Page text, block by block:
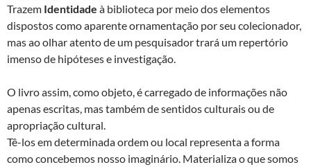
Trazem Identidade à biblioteca por meio dos elementos
dispostos como aparente ornamentação por seu colecionador,
mas ao olhar atento de um pesquisador trará um repertório
imenso de hipóteses e investigação.
O livro assim, como objeto, é carregado de informações não
apenas escritas, mas também de sentidos culturais ou de
apropriação cultural.
Tê-los em determinada ordem ou local representa a forma
como concebemos nosso imaginário. Materializa o que somos